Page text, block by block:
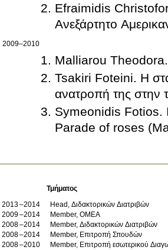
Efraimidis
Ανεξάρτητο
2009–2010
Malliarou Theodora.
Tsakiri Foteini. Η
ανατροπή της στην
Symeonidis Fotios.
Parade of roses
Τμήματος
2013
2014
Head, Διδακτορικών Διατριβών
2009
2014
Member, OMEA
2008
2014
Member, Διδακτορικών Διατριβών
2008
2014
Member, Επιτροπή Σπουδών
2008
2010
Member, Επιτροπή εσωτερικού